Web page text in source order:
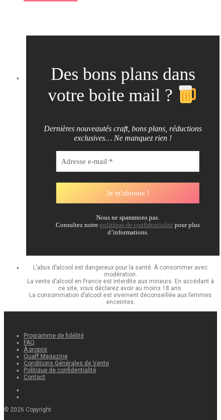
Des bons plans dans
votre boite mail ?
Dernières nouveautés craft, bons plans, réductions
exclusives… Ne manquez rien !
Nous ne spammons pas.
Consultez notre politique de confidentialité pour plus
d’informations.
L’abus d’alcool est dangereux pour la santé. À consommer avec
modération.
La vente d’alcool en France est interdite aux mineurs. En accédant à
ce site, vous déclarez avoir au moins 18 ans.
La consommation d’alcool est vivement déconseillée aux femmes
enceintes.
Programme de fidélité
FAQ
À propos
Quaff Magazine
Conditions Générales de Vente
Politique de confidentialité
Contact
© 2026 Copyright